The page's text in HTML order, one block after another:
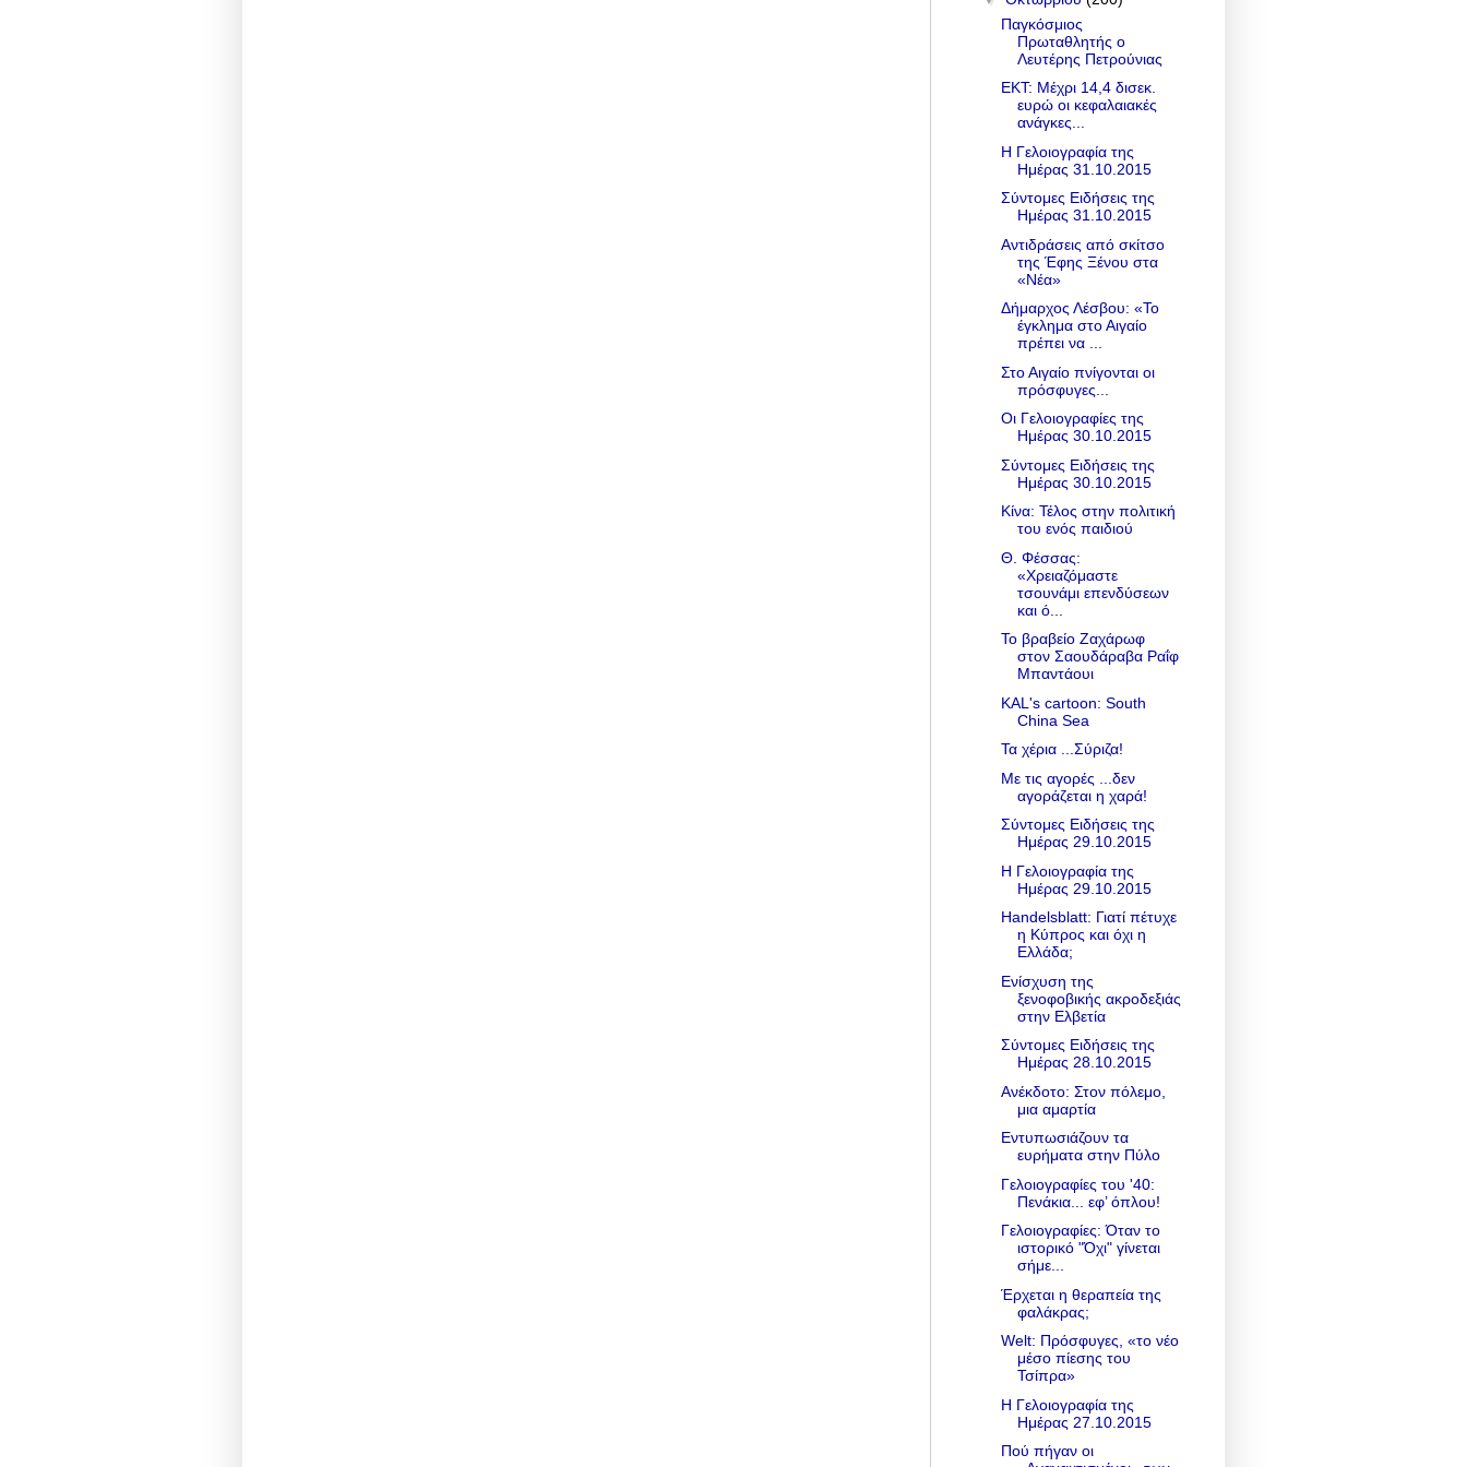
Παγκόσμιος
Πρωταθλητής ο
Λευτέρης Πετρούνιας
ΕΚΤ: Μέχρι 14,4 δισεκ.
ευρώ οι κεφαλαιακές
ανάγκες...
Η Γελοιογραφία της
Ημέρας 31.10.2015
Σύντομες Ειδήσεις της
Ημέρας 31.10.2015
Αντιδράσεις από σκίτσο
της Έφης Ξένου στα
«Νέα»
Δήμαρχος Λέσβου: «Το
έγκλημα στο Αιγαίο
πρέπει να ...
Στο Αιγαίο πνίγονται οι
πρόσφυγες...
Οι Γελοιογραφίες της
Ημέρας 30.10.2015
Σύντομες Ειδήσεις της
Ημέρας 30.10.2015
Κίνα: Τέλος στην πολιτική
του ενός παιδιού
Θ. Φέσσας:
«Χρειαζόμαστε
τσουνάμι επενδύσεων
και ό...
Το βραβείο Ζαχάρωφ
στον Σαουδάραβα Ραΐφ
Μπαντάουι
KAL's cartoon: South
China Sea
Τα χέρια ...Σύριζα!
Με τις αγορές ...δεν
αγοράζεται η χαρά!
Σύντομες Ειδήσεις της
Ημέρας 29.10.2015
Η Γελοιογραφία της
Ημέρας 29.10.2015
Handelsblatt: Γιατί πέτυχε
η Κύπρος και όχι η
Ελλάδα;
Ενίσχυση της
ξενοφοβικής ακροδεξιάς
στην Ελβετία
Σύντομες Ειδήσεις της
Ημέρας 28.10.2015
Ανέκδοτο: Στον πόλεμο,
μια αμαρτία
Εντυπωσιάζουν τα
ευρήματα στην Πύλο
Γελοιογραφίες του '40:
Πενάκια... εφ’ όπλου!
Γελοιογραφίες: Όταν το
ιστορικό "Όχι" γίνεται
σήμε...
Έρχεται η θεραπεία της
φαλάκρας;
Welt: Πρόσφυγες, «το νέο
μέσο πίεσης του
Τσίπρα»
Η Γελοιογραφία της
Ημέρας 27.10.2015
Πού πήγαν οι